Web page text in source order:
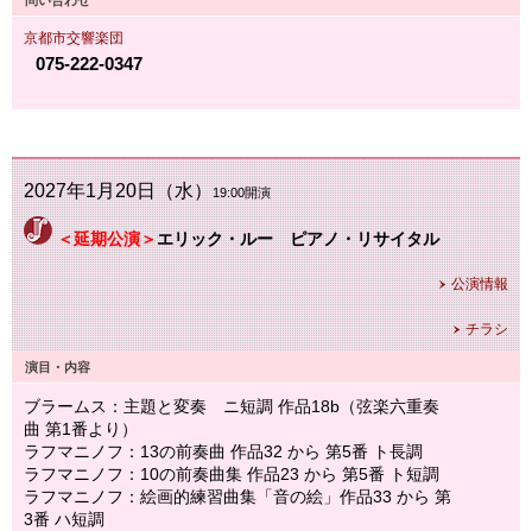
京都市交響楽団
075-222-0347
2027年1月20日（水）19:00開演
＜延期公演＞エリック・ルー ピアノ・リサイタル
公演情報
チラシ
演目・内容
ブラームス：主題と変奏 ニ短調 作品18b（弦楽六重奏
曲 第1番より）
ラフマニノフ：13の前奏曲 作品32 から 第5番 ト長調
ラフマニノフ：10の前奏曲集 作品23 から 第5番 ト短調
ラフマニノフ：絵画的練習曲集「音の絵」作品33 から 第
3番 ハ短調